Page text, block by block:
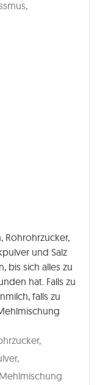
Rohrohrzucker,
und Salz
bis sich alles zu
hat. Falls zu
falls zu